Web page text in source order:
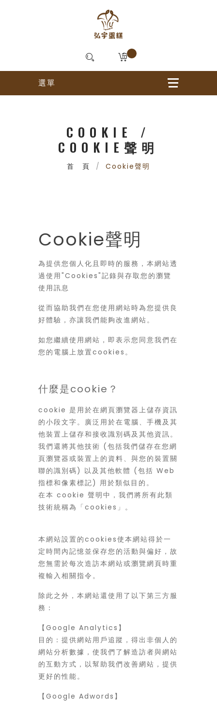
COOKIE /
COOKIE聲明
首 頁 Cookie聲明
Cookie聲明
為提供您個人化且即時的服務，本網站透
過使用"Cookies"記錄與存取您的瀏覽
使用訊息
從而協助我們在您使用網站時為您提供良
好體驗，亦讓我們能夠改進網站。
如您繼續使用網站，即表示您同意我們在
您的電腦上放置cookies。
什麼是cookie？
cookie 是用於在網頁瀏覽器上儲存資訊
的小段文字。廣泛用於在電腦、手機及其
他裝置上儲存和接收識別碼及其他資訊。
我們還將其他技術 (包括我們儲存在您網
頁瀏覽器或裝置上的資料、與您的裝置關
聯的識別碼) 以及其他軟體 (包括 Web
指標和像素標記) 用於類似目的。
在本 cookie 聲明中，我們將所有此類
技術統稱為「cookies」。
本網站設置的cookies使本網站得於一
定時間內記憶並保存您的活動與偏好，故
您無需於每次造訪本網站或瀏覽網頁時重
複輸入相關指令。
除此之外，本網站還使用了以下第三方服
務：
【Google Analytics】
目的：提供網站用戶追蹤，得出非個人的
網站分析數據，使我們了解造訪者與網站
的互動方式，以幫助我們改善網站，提供
更好的性能。
【Google Adwords】